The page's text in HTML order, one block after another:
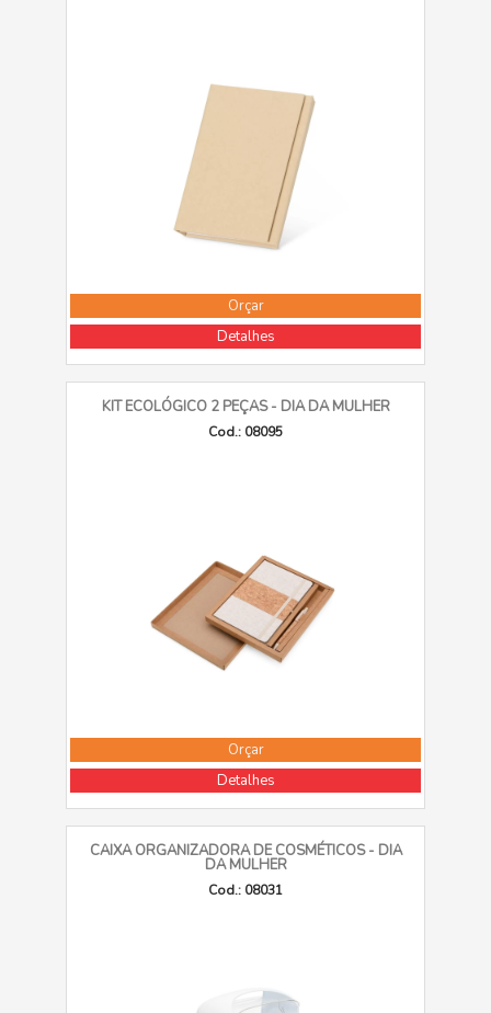
Orçar
Detalhes
KIT ECOLÓGICO 2 PEÇAS - DIA DA MULHER
Cod.: 08095
Orçar
Detalhes
CAIXA ORGANIZADORA DE COSMÉTICOS - DIA
DA MULHER
Cod.: 08031